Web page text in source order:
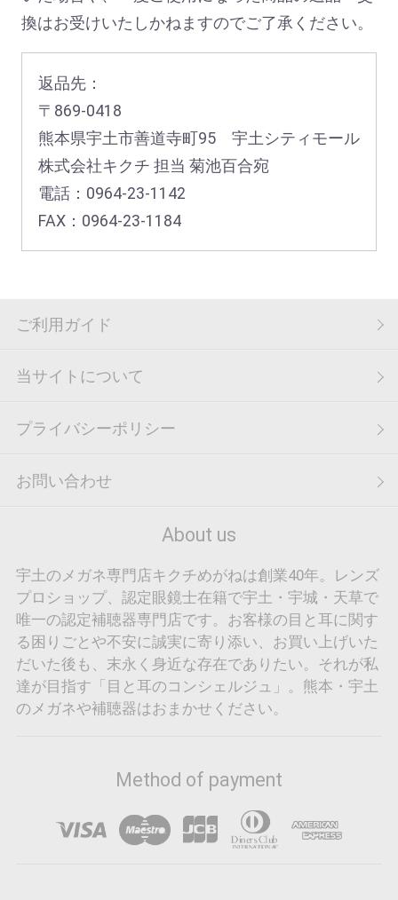
換はお受けいたしかねますのでご了承ください。
返品先：
〒869-0418
熊本県宇土市善道寺町95 宇土シティモール
株式会社キクチ 担当 菊池百合宛
電話：0964-23-1142
FAX：0964-23-1184
ご利用ガイド
当サイトについて
プライバシーポリシー
お問い合わせ
About us
宇土のメガネ専門店キクチめがねは創業40年。レンズ
プロショップ、認定眼鏡士在籍で宇土・宇城・天草で
唯一の認定補聴器専門店です。お客様の目と耳に関す
る困りごとや不安に誠実に寄り添い、お買い上げいた
だいた後も、末永く身近な存在でありたい。それが私
達が目指す「目と耳のコンシェルジュ」。熊本・宇土
のメガネや補聴器はおまかせください。
Method of payment